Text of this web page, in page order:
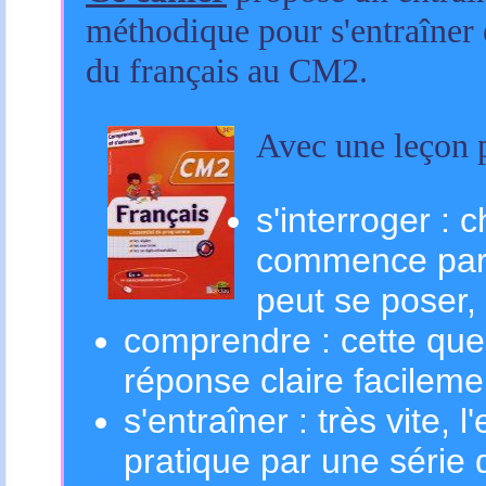
méthodique pour
du français au CM2.
Avec une leçon
s'interroger :
commence
peut se poser,
comprendre : cette
réponse claire
s'entraîner : très vite,
pratique par une série